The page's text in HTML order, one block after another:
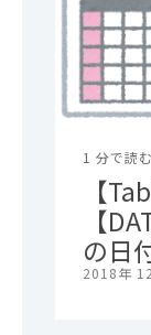
1 分で読
【
【
の日
2018年